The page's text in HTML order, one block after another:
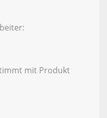
mit Produkt